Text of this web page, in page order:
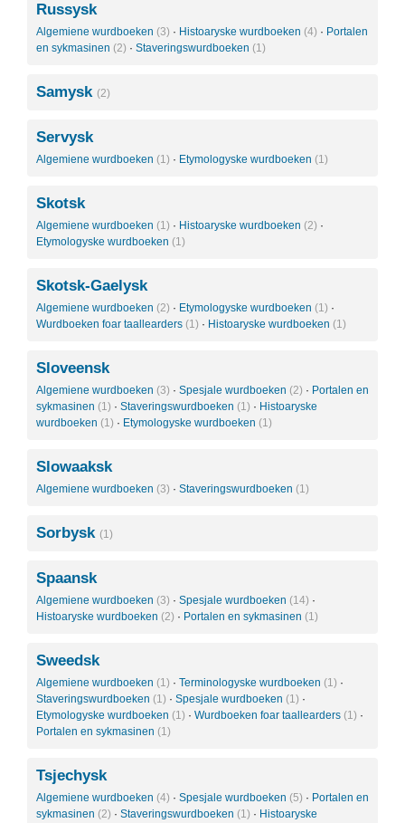
Russysk
Algemiene wurdboeken (3) · Histoaryske wurdboeken (4) · Portalen
en sykmasinen (2) · Staveringswurdboeken (1)
Samysk (2)
Servysk
Algemiene wurdboeken (1) · Etymologyske wurdboeken (1)
Skotsk
Algemiene wurdboeken (1) · Histoaryske wurdboeken (2) ·
Etymologyske wurdboeken (1)
Skotsk-Gaelysk
Algemiene wurdboeken (2) · Etymologyske wurdboeken (1) ·
Wurdboeken foar taallearders (1) · Histoaryske wurdboeken (1)
Sloveensk
Algemiene wurdboeken (3) · Spesjale wurdboeken (2) · Portalen en
sykmasinen (1) · Staveringswurdboeken (1) · Histoaryske
wurdboeken (1) · Etymologyske wurdboeken (1)
Slowaaksk
Algemiene wurdboeken (3) · Staveringswurdboeken (1)
Sorbysk (1)
Spaansk
Algemiene wurdboeken (3) · Spesjale wurdboeken (14) ·
Histoaryske wurdboeken (2) · Portalen en sykmasinen (1)
Sweedsk
Algemiene wurdboeken (1) · Terminologyske wurdboeken (1) ·
Staveringswurdboeken (1) · Spesjale wurdboeken (1) ·
Etymologyske wurdboeken (1) · Wurdboeken foar taallearders (1) ·
Portalen en sykmasinen (1)
Tsjechysk
Algemiene wurdboeken (4) · Spesjale wurdboeken (5) · Portalen en
sykmasinen (2) · Staveringswurdboeken (1) · Histoaryske